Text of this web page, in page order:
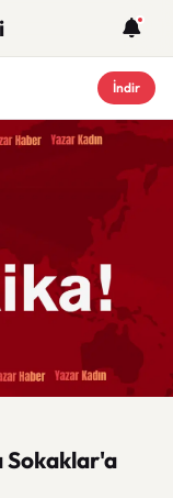
İndir
Sokaklar'a